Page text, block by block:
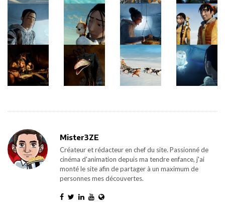
Mister3ZE
Créateur et rédacteur en chef du site. Passionné de
cinéma d'animation depuis ma tendre enfance, j'ai
monté le site afin de partager à un maximum de
personnes mes découvertes.